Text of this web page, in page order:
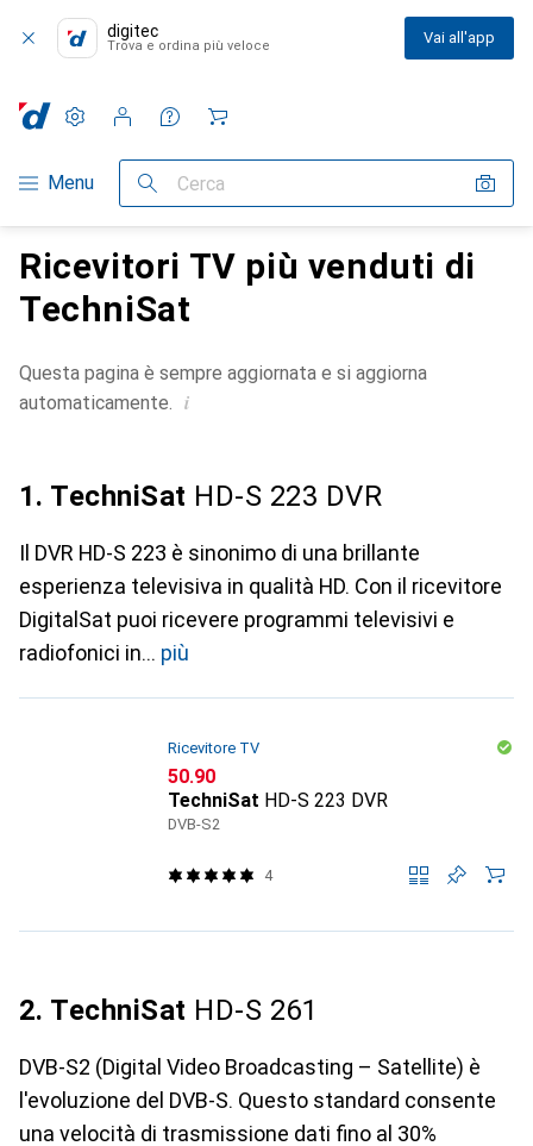
digitec
Trova e ordina più veloce Vai all'app
Categoria Navigazione
Menu Cerca
Impostazioni
Conto cliente
Liste di confronto
Liste dei desideri
Carrello
Ricevitori TV più venduti di
TechniSat
Questa pagina è sempre aggiornata e si aggiorna
automaticamente. i
1. TechniSat HD-S 223 DVR
Il DVR HD-S 223 è sinonimo di una brillante
esperienza televisiva in qualità HD. Con il ricevitore
DigitalSat puoi ricevere programmi televisivi e
radiofonici in
più
Ricevitore TV
CHF
50.90
TechniSat HD-S 223 DVR
DVB-S2
4
2. TechniSat HD-S 261
DVB-S2 (Digital Video Broadcasting – Satellite) è
l'evoluzione del DVB-S. Questo standard consente
una velocità di trasmissione dati fino al 30%